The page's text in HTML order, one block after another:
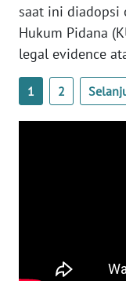
saat ini diadopsi
Hukum Pidana
legal evidence
1 2
WN
JAMBI
SULTRA
SULBAR